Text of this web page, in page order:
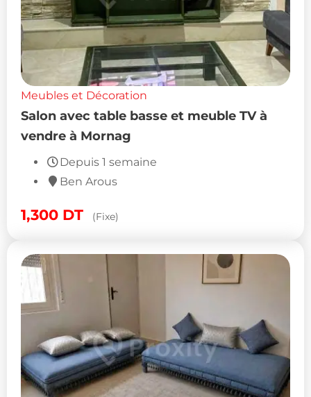
Meubles et Décoration
Salon avec table basse et meuble TV à
vendre à Mornag
Depuis 1 semaine
Ben Arous
1,300 DT (Fixe)